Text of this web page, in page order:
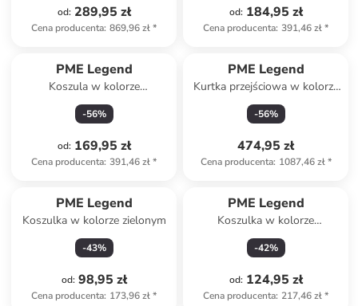
od: 289,95 zł
Cena producenta: 869,96 zł*
od: 184,95 zł
Cena producenta: 391,46 zł*
PME Legend
Koszula w kolorze
musztardowym
-56%
od: 169,95 zł
Cena producenta: 391,46 zł*
PME Legend
Kurtka przejściowa w kolorze
khaki
-56%
474,95 zł
Cena producenta: 1087,46 zł*
PME Legend
Koszulka w kolorze zielonym
-43%
od: 98,95 zł
Cena producenta: 173,96 zł*
PME Legend
Koszulka w kolorze
granatowym
-42%
od: 124,95 zł
Cena producenta: 217,46 zł*